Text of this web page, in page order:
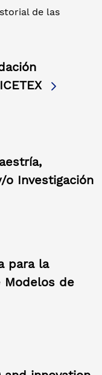
de las
o Investigación
para la
Modelos de